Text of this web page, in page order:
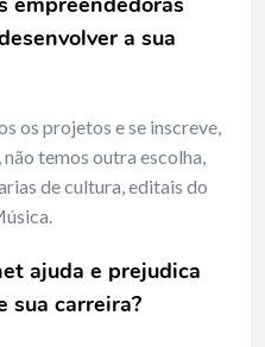
a sua
os projetos e se inscreve,
temos outra escolha,
de cultura, editais do
ajuda e prejudica
sua carreira?